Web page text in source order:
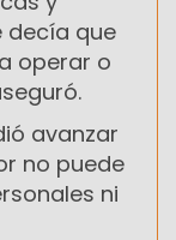
decía que
operar o
avanzar
no puede
ni